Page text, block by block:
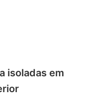
isoladas em